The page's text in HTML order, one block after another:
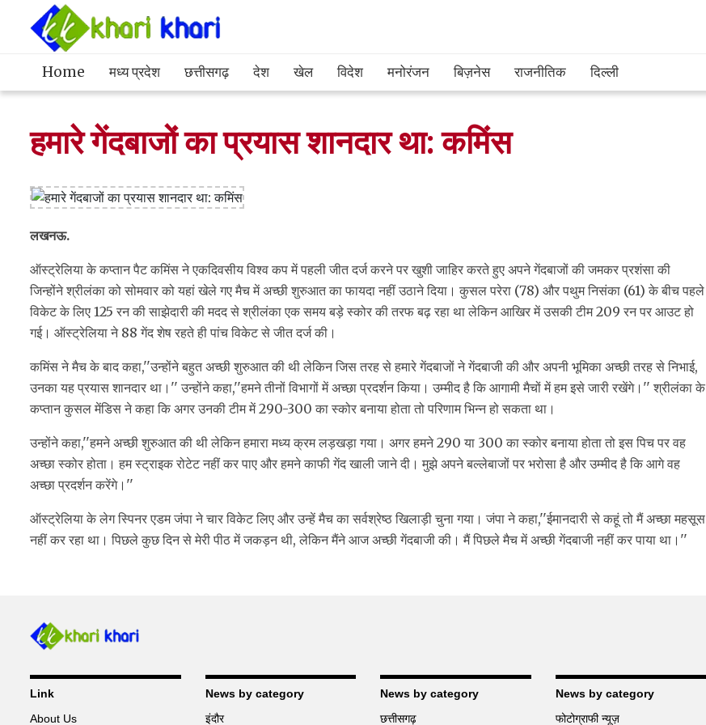
Home मध्य प्रदेश छत्तीसगढ़ देश खेल विदेश मनोरंजन बिज़नेस राजनीतिक दिल्ली
हमारे गेंदबाजों का प्रयास शानदार था: कमिंस
लखनऊ.
ऑस्ट्रेलिया के कप्तान पैट कमिंस ने एकदिवसीय विश्व कप में पहली जीत दर्ज करने पर खुशी जाहिर करते हुए अपने गेंदबाजों की जमकर प्रशंसा की
जिन्होंने श्रीलंका को सोमवार को यहां खेले गए मैच में अच्छी शुरुआत का फायदा नहीं उठाने दिया। कुसल परेरा (78) और पथुम निसंका (61) के बीच पहले
विकेट के लिए 125 रन की साझेदारी की मदद से श्रीलंका एक समय बड़े स्कोर की तरफ बढ़ रहा था लेकिन आखिर में उसकी टीम 209 रन पर आउट हो
गई। ऑस्ट्रेलिया ने 88 गेंद शेष रहते ही पांच विकेट से जीत दर्ज की।
कमिंस ने मैच के बाद कहा,''उन्होंने बहुत अच्छी शुरुआत की थी लेकिन जिस तरह से हमारे गेंदबाजों ने गेंदबाजी की और अपनी भूमिका अच्छी तरह से निभाई,
उनका यह प्रयास शानदार था।'' उन्होंने कहा,''हमने तीनों विभागों में अच्छा प्रदर्शन किया। उम्मीद है कि आगामी मैचों में हम इसे जारी रखेंगे।'' श्रीलंका के
कप्तान कुसल मेंडिस ने कहा कि अगर उनकी टीम में 290-300 का स्कोर बनाया होता तो परिणाम भिन्न हो सकता था।
उन्होंने कहा,''हमने अच्छी शुरुआत की थी लेकिन हमारा मध्य क्रम लड़खड़ा गया। अगर हमने 290 या 300 का स्कोर बनाया होता तो इस पिच पर वह
अच्छा स्कोर होता। हम स्ट्राइक रोटेट नहीं कर पाए और हमने काफी गेंद खाली जाने दी। मुझे अपने बल्लेबाजों पर भरोसा है और उम्मीद है कि आगे वह
अच्छा प्रदर्शन करेंगे।''
ऑस्ट्रेलिया के लेग स्पिनर एडम जंपा ने चार विकेट लिए और उन्हें मैच का सर्वश्रेष्ठ खिलाड़ी चुना गया। जंपा ने कहा,''ईमानदारी से कहूं तो मैं अच्छा महसूस
नहीं कर रहा था। पिछले कुछ दिन से मेरी पीठ में जकड़न थी, लेकिन मैंने आज अच्छी गेंदबाजी की। मैं पिछले मैच में अच्छी गेंदबाजी नहीं कर पाया था।''
Link
About Us
News by category
इंदौर
News by category
छत्तीसगढ़
News by category
फोटोग्राफी न्यूज़